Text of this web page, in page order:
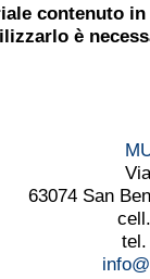
contenuto
è
63074 San
tel.